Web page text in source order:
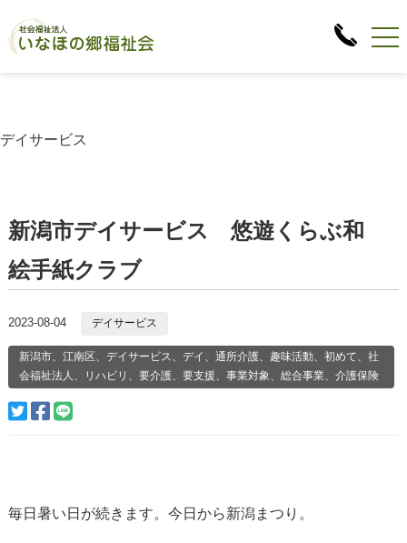
デイサービス
新潟市デイサービス 悠遊くらぶ和
絵手紙クラブ
2023-08-04 デイサービス
新潟市、江南区、デイサービス、デイ、通所介護、趣味活動、初めて、社
会福祉法人、リハビリ、要介護、要支援、事業対象、総合事業、介護保険
毎日暑い日が続きます。今日から新潟まつり。